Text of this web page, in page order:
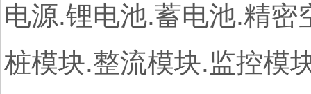
电源.锂电池.蓄电池.精
桩模块.整流模块.监控模